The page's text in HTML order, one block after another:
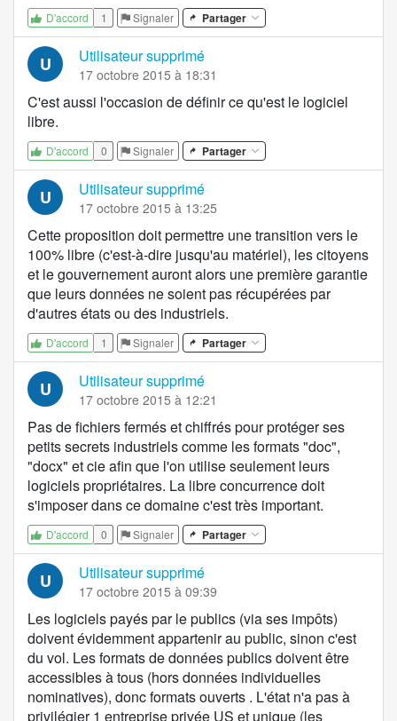
D'accord 1 Signaler Partager
U Utilisateur supprimé
17 octobre 2015 à 18:31
C'est aussi l'occasion de définir ce qu'est le logiciel
libre.
D'accord 0 Signaler Partager
U Utilisateur supprimé
17 octobre 2015 à 13:25
Cette proposition doit permettre une transition vers le
100% libre (c'est-à-dire jusqu'au matériel), les citoyens
et le gouvernement auront alors une première garantie
que leurs données ne soient pas récupérées par
d'autres états ou des industriels.
D'accord 1 Signaler Partager
U Utilisateur supprimé
17 octobre 2015 à 12:21
Pas de fichiers fermés et chiffrés pour protéger ses
petits secrets industriels comme les formats "doc",
"docx" et cie afin que l'on utilise seulement leurs
logiciels propriétaires. La libre concurrence doit
s'imposer dans ce domaine c'est très important.
D'accord 0 Signaler Partager
U Utilisateur supprimé
17 octobre 2015 à 09:39
Les logiciels payés par le publics (via ses impôts)
doivent évidemment appartenir au public, sinon c'est
du vol. Les formats de données publics doivent être
accessibles à tous (hors données individuelles
nominatives), donc formats ouverts . L'état n'a pas à
privilégier 1 entreprise privée US et unique (les